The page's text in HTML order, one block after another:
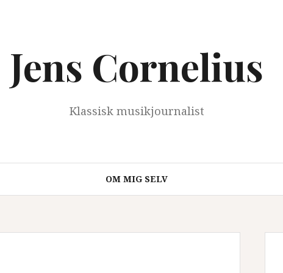
Jens Cornelius
Klassisk musikjournalist
OM MIG SELV